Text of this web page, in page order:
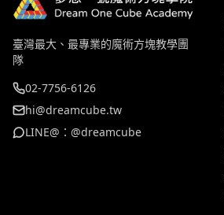
臺灣最大、最專業的魔術方塊教學團
隊
02-7756-6126
hi@dreamcube.tw
LINE@：@dreamcube